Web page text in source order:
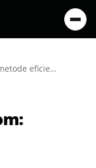
Cum să scapi de lipom: metode eficiente și recomandări